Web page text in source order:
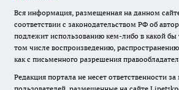
Вся информация, размещенная на данном
соответствии с законодательством РФ об
подлежит использованию кем-либо в какой
том числе воспроизведению,
как с письменного разрешения
Редакция портала не несет ответственности